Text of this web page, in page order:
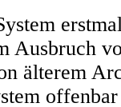
Ausbruch
älterem